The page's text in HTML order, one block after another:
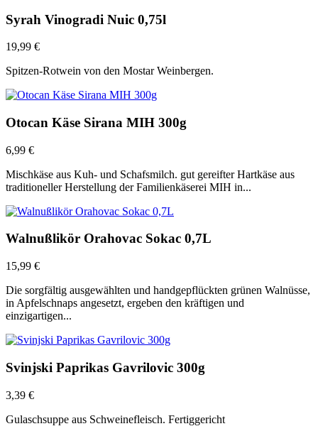
Syrah Vinogradi Nuic 0,75l
19,99 €
Spitzen-Rotwein von den Mostar Weinbergen.
Otocan Käse Sirana MIH 300g
6,99 €
Mischkäse aus Kuh- und Schafsmilch. gut gereifter Hartkäse aus
traditioneller Herstellung der Familienkäserei MIH in...
Walnußlikör Orahovac Sokac 0,7L
15,99 €
Die sorgfältig ausgewählten und handgepflückten grünen Walnüsse,
in Apfelschnaps angesetzt, ergeben den kräftigen und
einzigartigen...
Svinjski Paprikas Gavrilovic 300g
3,39 €
Gulaschsuppe aus Schweinefleisch. Fertiggericht